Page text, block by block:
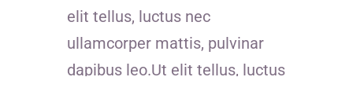
elit tellus, luctus nec
ullamcorper mattis, pulvinar
dapibus leo.Ut elit tellus, luctus